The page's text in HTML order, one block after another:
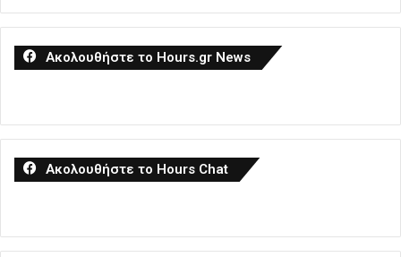
Ακολουθήστε το Hours.gr News
Ακολουθήστε το Hours Chat